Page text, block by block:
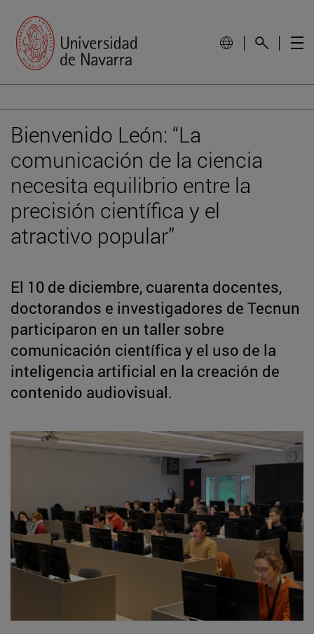
Bienvenido León: “La
comunicación de la ciencia
necesita equilibrio entre la
precisión científica y el
atractivo popular”
El 10 de diciembre, cuarenta docentes,
doctorandos e investigadores de Tecnun
participaron en un taller sobre
comunicación científica y el uso de la
inteligencia artificial en la creación de
contenido audiovisual.